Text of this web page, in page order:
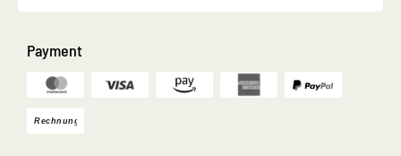
Payment